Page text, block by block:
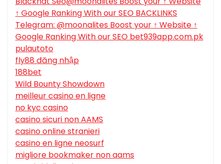
↑ Google Ranking With our SEO BACKLINKS
Telegram: @moonalites Boost your ↑ Website ↑
Google Ranking With our SEO bet939app.com.pk
pulautoto
fly88 đăng nhập
188bet
Wild Bounty Showdown
meilleur casino en ligne
no kyc casino
casino sicuri non AAMS
casino online stranieri
casino en ligne neosurf
migliore bookmaker non aams